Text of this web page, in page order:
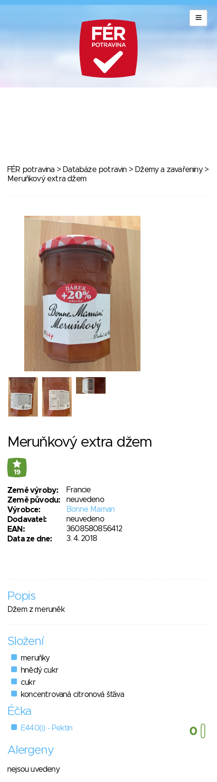
FÉR potravina > Databáze potravin > Džemy a zavařeniny>
Meruňkový extra džem
Meruňkový extra džem
19
Země výroby:
Francie
Země původu:
neuvedeno
Výrobce:
Bonne Maman
Dodavatel:
neuvedeno
EAN:
3608580856412
Data ze dne:
3. 4. 2018
Popis
Džem z meruněk
Složení
meruňky
hnědý cukr
cukr
koncentrovaná citronová šťáva
Éčka
E440(i) - Pektin
Alergeny
nejsou uvedeny